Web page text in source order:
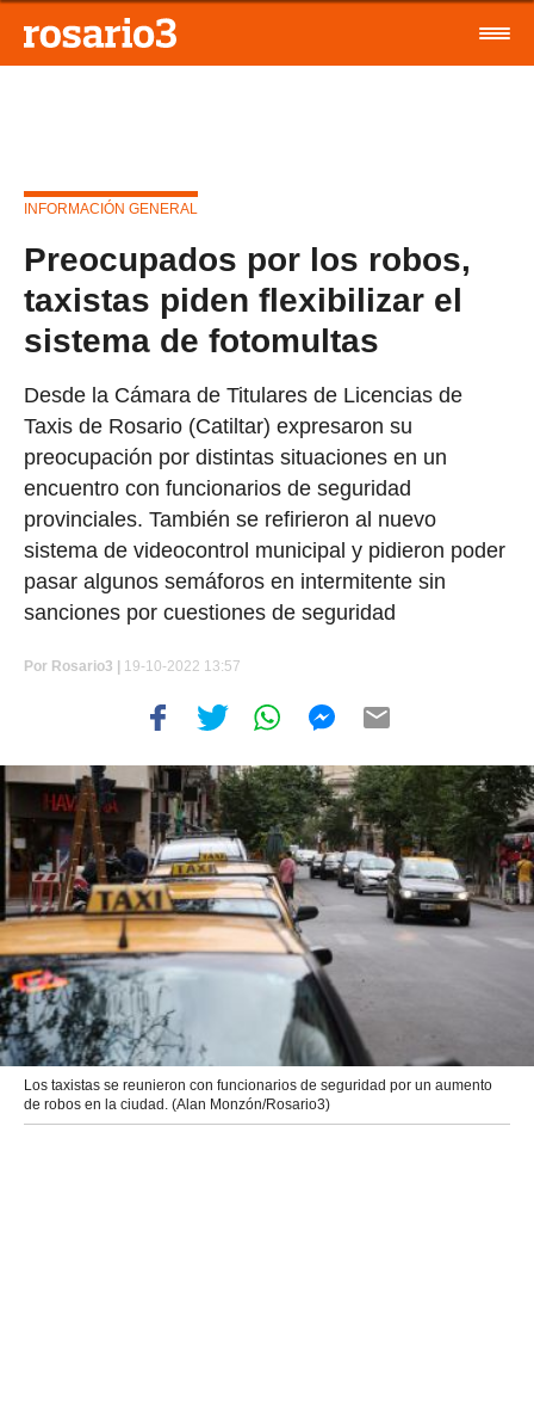
INFORMACIÓN GENERAL
Preocupados por los robos,
taxistas piden flexibilizar el
sistema de fotomultas
Desde la Cámara de Titulares de Licencias de
Taxis de Rosario (Catiltar) expresaron su
preocupación por distintas situaciones en un
encuentro con funcionarios de seguridad
provinciales. También se refirieron al nuevo
sistema de videocontrol municipal y pidieron poder
pasar algunos semáforos en intermitente sin
sanciones por cuestiones de seguridad
Por Rosario3 | 19-10-2022 13:57
Los taxistas se reunieron con funcionarios de seguridad por un aumento
de robos en la ciudad. (Alan Monzón/Rosario3)